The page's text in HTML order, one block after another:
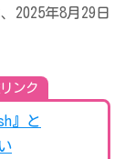
2025年8月29日
ンク
』と